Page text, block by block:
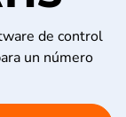
de control
un número